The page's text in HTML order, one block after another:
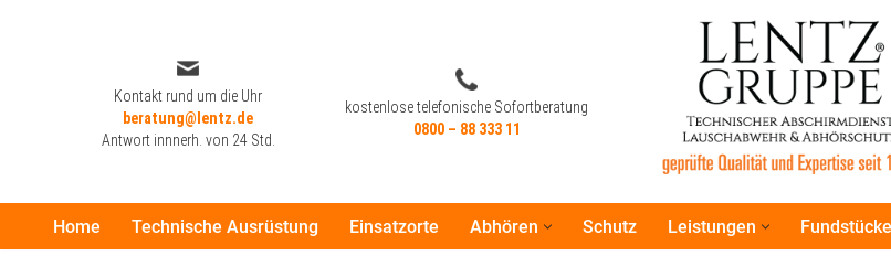
Kontakt rund um die Uhr
beratung@lentz.de
Antwort innnerh. von 24 Std.
kostenlose telefonische Sofortberatung
0800 – 88 333 11
Kontakt rund um die Uhr
kostenlose telefonische Sofortberatung
Home Technische Ausrüstung Einsatzorte Abhören Schutz Leistungen Fundstücke